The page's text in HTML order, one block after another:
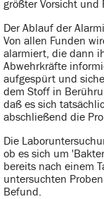
größter Vorsicht und
Der Ablauf der
Von allen Funden
alarmiert, die dann
Abwehrkräfte
aufgespürt und
dem Stoff in
daß es sich
abschließend die
Die
ob es sich um
bereits nach einem
untersuchten
Befund.